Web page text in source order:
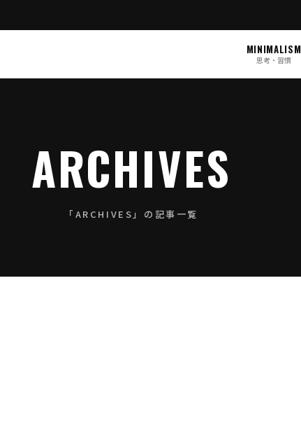
MINIMALISM
思考・習慣
ARCHIVES
「ARCHIVES」の記事一覧